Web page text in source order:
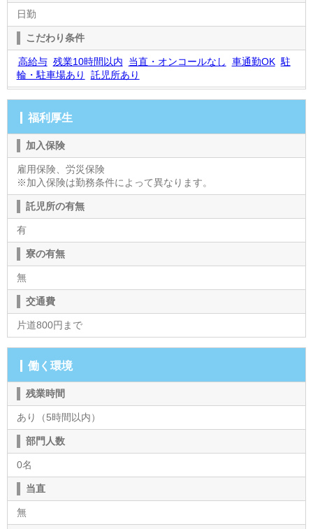
日勤
こだわり条件
高給与 残業10時間以内 当直・オンコールなし 車通勤OK 駐
輪・駐車場あり
託児所あり
福利厚生
加入保険
雇用保険、労災保険
※加入保険は勤務条件によって異なります。
託児所の有無
有
寮の有無
無
交通費
片道800円まで
働く環境
残業時間
あり（5時間以内）
部門人数
0名
当直
無